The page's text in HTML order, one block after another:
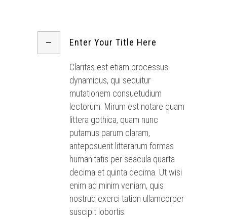
Enter Your Title Here
Claritas est etiam processus
dynamicus, qui sequitur
mutationem consuetudium
lectorum. Mirum est notare quam
littera gothica, quam nunc
putamus parum claram,
anteposuerit litterarum formas
humanitatis per seacula quarta
decima et quinta decima. Ut wisi
enim ad minim veniam, quis
nostrud exerci tation ullamcorper
suscipit lobortis.